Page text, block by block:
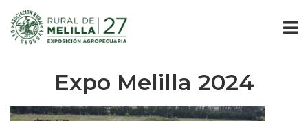
Expo Melilla 2024